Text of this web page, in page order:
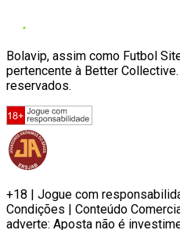
Bolavip, assim como Futbol
pertencente à Better
reservados.
+18 | Jogue com
Condições | Conteúdo
adverte: Aposta não é